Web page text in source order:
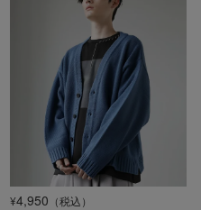
¥4,950 （税込）